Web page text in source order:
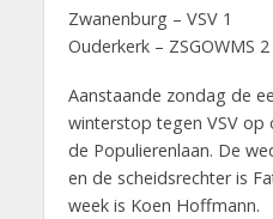
Zwanenburg – VSV 1
Ouderkerk – ZSGOWMS 2
Aanstaande zondag de
winterstop tegen VSV op
de Populierenlaan. De
en de scheidsrechter is
week is Koen Hoffmann.